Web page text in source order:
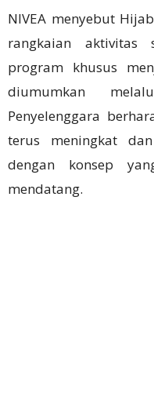
NIVEA menyebut
rangkaian aktivitas
program khusus
diumumkan
Penyelenggara
terus meningkat
dengan konsep
mendatang.